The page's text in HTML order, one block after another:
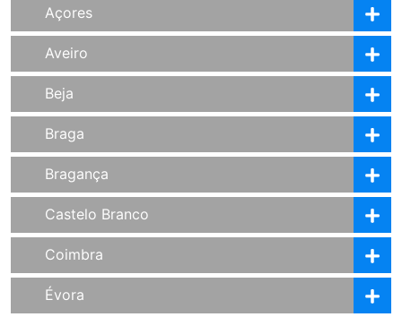
Açores
Aveiro
Beja
Braga
Bragança
Castelo Branco
Coimbra
Évora